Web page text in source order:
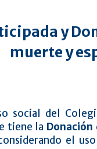
y
muerte y
social del
tiene la Donación
el